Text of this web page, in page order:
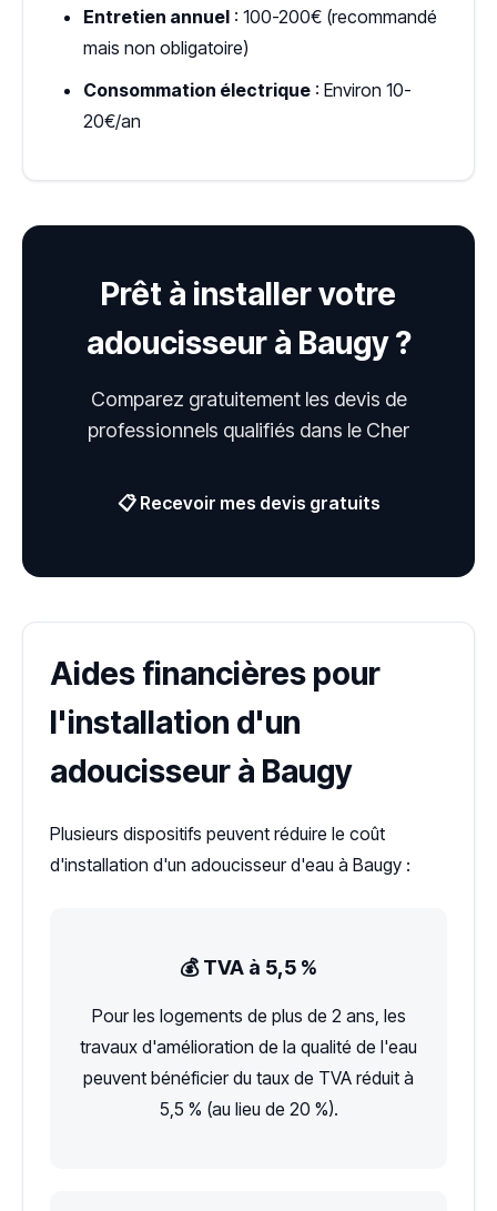
Entretien annuel : 100-200€ (recommandé
mais non obligatoire)
Consommation électrique : Environ 10-
20€/an
Prêt à installer votre
adoucisseur à Baugy ?
Comparez gratuitement les devis de
professionnels qualifiés dans le Cher
📋 Recevoir mes devis gratuits
Aides financières pour
l'installation d'un
adoucisseur à Baugy
Plusieurs dispositifs peuvent réduire le coût
d'installation d'un adoucisseur d'eau à Baugy :
💰 TVA à 5,5 %
Pour les logements de plus de 2 ans, les
travaux d'amélioration de la qualité de l'eau
peuvent bénéficier du taux de TVA réduit à
5,5 % (au lieu de 20 %).